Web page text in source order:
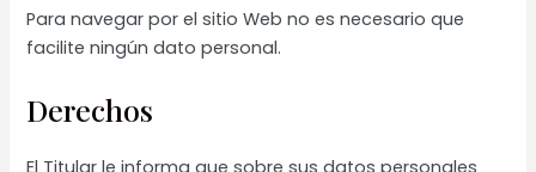
Para navegar por el sitio Web no es necesario que
facilite ningún dato personal.
Derechos
El Titular le informa que sobre sus datos personales